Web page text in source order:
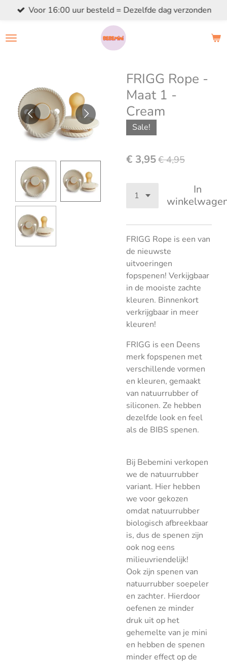
naar
Voor 16:00 uur besteld = Dezelfde dag verzonden
FRIGG Rope -
Maat 1 -
Cream
Sale!
€ 3,95€ 4,95
In
FRIGG Rope is een van
de nieuwste
uitvoeringen
fopspenen! Verkijgbaar
in de mooiste zachte
kleuren. Binnenkort
verkrijgbaar in meer
kleuren!
FRIGG is een Deens
merk fopspenen met
verschillende vormen
en kleuren, gemaakt
van natuurrubber of
siliconen. Ze hebben
dezelfde look en feel
als de BIBS spenen.
Bij Bebemini verkopen
we de natuurrubber
variant. Hier hebben
we voor gekozen
omdat natuurrubber
biologisch afbreekbaar
is, dus de spenen zijn
ook nog eens
milieuvriendelijk!
Ook zijn spenen van
natuurrubber soepeler
en zachter. Hierdoor
oefenen ze minder
druk uit op het
gehemelte van je mini
en hebben de spenen
minder effect op de